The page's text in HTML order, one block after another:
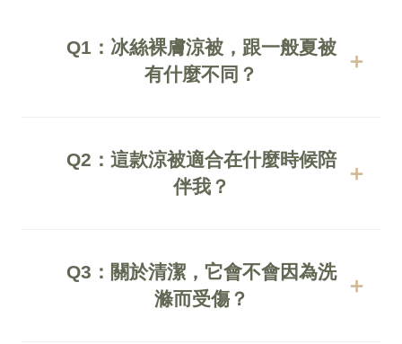
Q1：冰絲裸膚涼被，跟一般夏被
有什麼不同？
絲更多了一種「物理性放鬆」的魔力。
我們採用特製冰絲外層搭配中空纖維，觸碰
普通聚酯纖維被做不到的溫柔。
Q2：這款涼被適合在什麼時候陪
伴我？
4 月到 10 月間陪你入睡。
如果你是習慣整晚開啟空調的島民，它更是
Q3：關於清潔，它會不會因為洗
滌而受傷？